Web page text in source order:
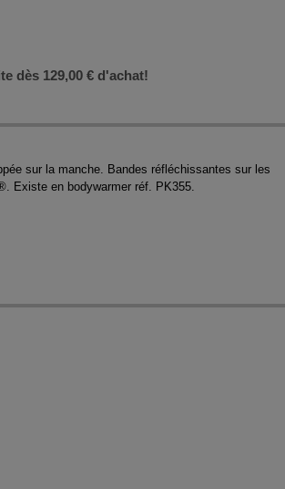
dès 129,00 € d'achat!
sur la manche. Bandes réfléchissantes sur les
Existe en bodywarmer réf. PK355.